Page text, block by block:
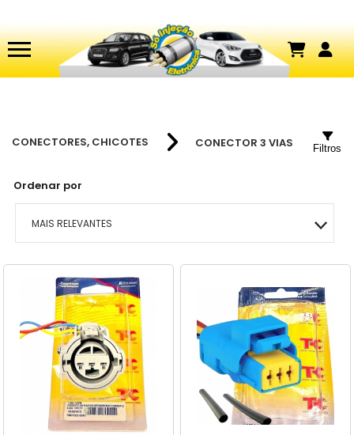
CONECTORES, CHICOTES CONECTOR 3 VIAS
Ordenar por
MAIS RELEVANTES
MAIS VENDIDOS
MENOR PREÇO
MAIOR PREÇO
A - Z
Filtros